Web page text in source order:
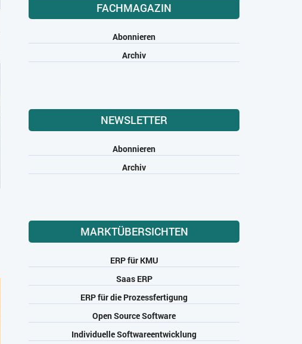
FACHMAGAZIN
Abonnieren
Archiv
NEWSLETTER
Abonnieren
Archiv
MARKTÜBERSICHTEN
ERP für KMU
Saas ERP
ERP für die Prozessfertigung
Open Source Software
Individuelle Softwareentwicklung